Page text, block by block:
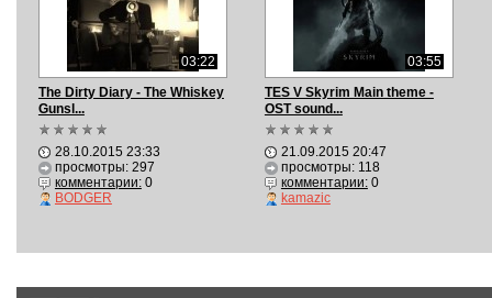
03:22
The Dirty Diary - The Whiskey
Gunsl...
28.10.2015 23:33
просмотры: 297
комментарии:0
BODGER
03:55
TES V Skyrim Main theme -
OST sound...
21.09.2015 20:47
просмотры: 118
комментарии:0
kamazic